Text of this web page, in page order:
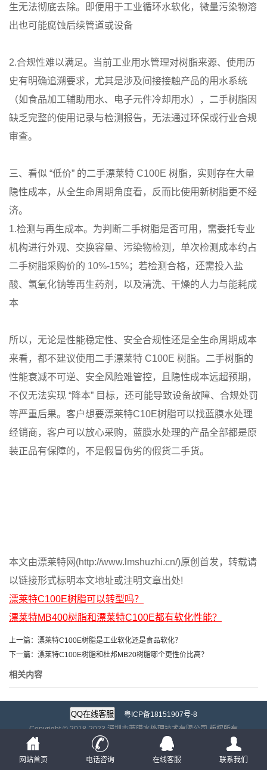
生无法彻底去除。即便用于工业循环水软化，微量污染物溶
出也可能腐蚀后续管道或设备
2.合规性难以满足。当前工业用水管理对树脂来源、使用历
史有明确追溯要求，尤其是涉及间接接触产品的用水系统
（如食品加工辅助用水、电子元件冷却用水），二手树脂因
缺乏完整的使用记录与检测报告，无法通过环保或行业合规
审查。
三、看似 “低价” 的二手漂莱特 C100E 树脂，实则存在大量
隐性成本，从全生命周期角度看，反而比使用新树脂更不经
济。
1.检测与再生成本。为判断二手树脂是否可用，需委托专业
机构进行外观、交换容量、污染物检测，单次检测成本约占
二手树脂采购价的 10%-15%；若检测合格，还需投入盐
酸、氢氧化钠等再生药剂，以及清洗、干燥的人力与能耗成
本
所以，无论是性能稳定性、安全合规性还是全生命周期成本
来看，都不建议使用二手漂莱特 C100E 树脂。二手树脂的
性能衰减不可逆、安全风险难管控，且隐性成本远超预期，
不仅无法实现 “降本” 目标，还可能导致设备故障、合规处罚
等严重后果。客户想要漂莱特C10E树脂可以找蓝膜水处理
经销商，客户可以放心采购，蓝膜水处理的产品全部都是原
装正品有保障的，不是假冒伪劣的假货二手货。
本文由漂莱特网(http://www.lmshuzhi.cn/)原创首发，转载请
以链接形式标明本文地址或注明文章出处!
漂莱特C100E树脂可以转型吗？
漂莱特MB400树脂和漂莱特C100E都有软化性能？
上一篇： 漂莱特C100E树脂是工业软化还是食品软化？
下一篇： 漂莱特C100E树脂和杜邦MB20树脂哪个更性价比高？
相关内容
网站首页 电话咨询 在线客服 联系我们
粤ICP备18151907号-8
Copyright © 2018-2023 深圳市蓝膜水处理技术有限公司 版权所有
地址：深圳市光明区光明街道东周社区聚丰路2580号璟霆大厦13楼
友情链接：
蓝膜水处理